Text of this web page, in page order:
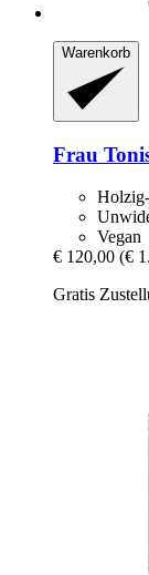
Warenkorb
Frau
Vegan
€ 120,00 (€
Gratis